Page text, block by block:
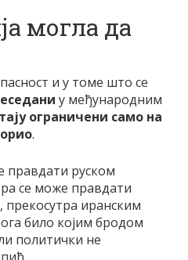
могла да
и у томе што се
у међународним
ограничени само на
.
правдати руском
се може правдати
иранским
било којим бродом
политички не